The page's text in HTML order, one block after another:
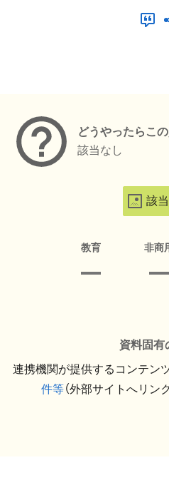
どうやったらこ
該当なし
該
教育 非商
資料固有
連携機関が提供するコンテンツ
件等（外部サイトへリン